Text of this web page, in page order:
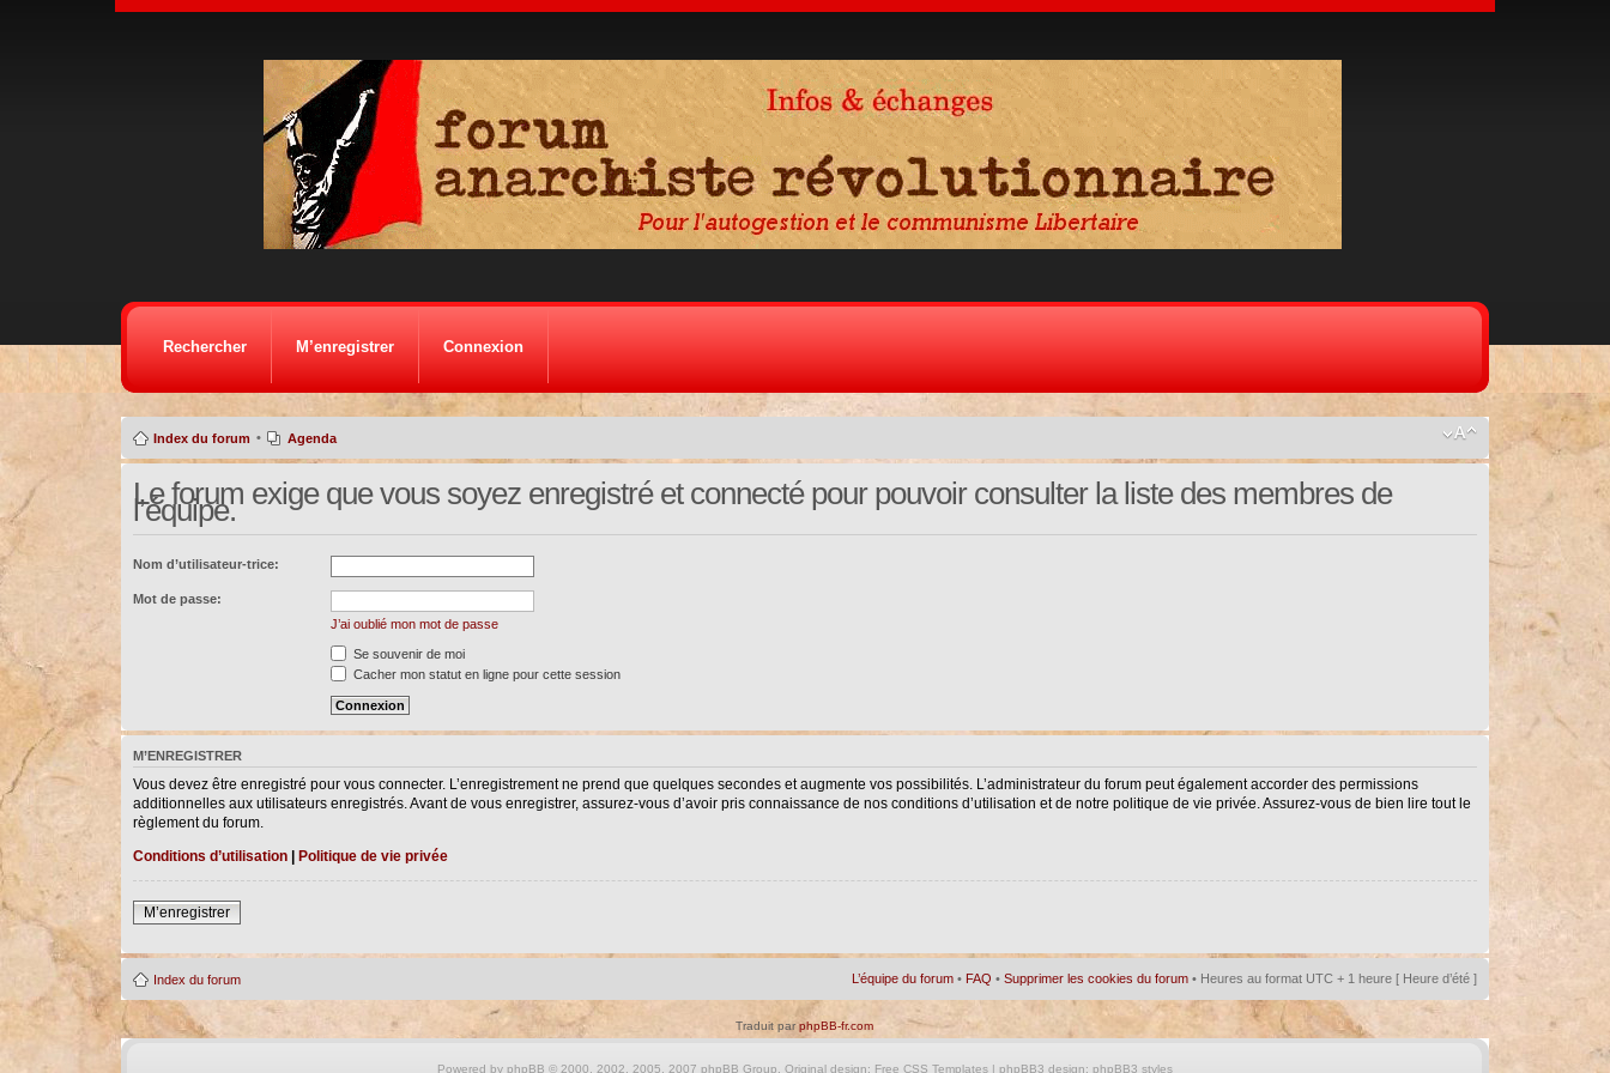
Rechercher M’enregistrer Connexion
Index du forum • Agenda
Le forum exige que vous soyez enregistré et connecté pour pouvoir consulter la liste des membres de
l’équipe.
Nom d’utilisateur-trice:
Mot de passe:
J’ai oublié mon mot de passe
Se souvenir de moi
Cacher mon statut en ligne pour cette session
M’ENREGISTRER
Vous devez être enregistré pour vous connecter. L’enregistrement ne prend que quelques secondes et augmente vos possibilités. L’administrateur du forum peut également accorder des permissions
additionnelles aux utilisateurs enregistrés. Avant de vous enregistrer, assurez-vous d’avoir pris connaissance de nos conditions d’utilisation et de notre politique de vie privée. Assurez-vous de bien lire tout le
règlement du forum.
Conditions d’utilisation| Politique de vie privée
M’enregistrer
Index du forum L’équipe du forum • FAQ •Supprimer les cookies du forum • Heures au format UTC + 1 heure [ Heure d’été ]
Traduit parphpBB-fr.com
Powered by phpBB © 2000, 2002, 2005, 2007 phpBB Group. Original design: Free CSS Templates| phpBB3 design: phpBB3 styles